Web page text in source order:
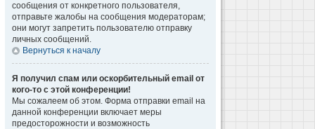
сообщения от конкретного пользователя,
отправьте жалобы на сообщения модераторам;
они могут запретить пользователю отправку
личных сообщений.
Вернуться к началу
Я получил спам или оскорбительный email от
кого-то с этой конференции!
Мы сожалеем об этом. Форма отправки email на
данной конференции включает меры
предосторожности и возможность